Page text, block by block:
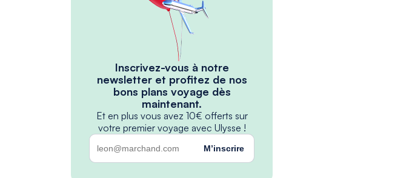
Inscrivez-vous à notre
newsletter et profitez de nos
bons plans voyage dès
maintenant.
Et en plus vous avez 10€ offerts sur
votre premier voyage avec Ulysse !
M’inscrire